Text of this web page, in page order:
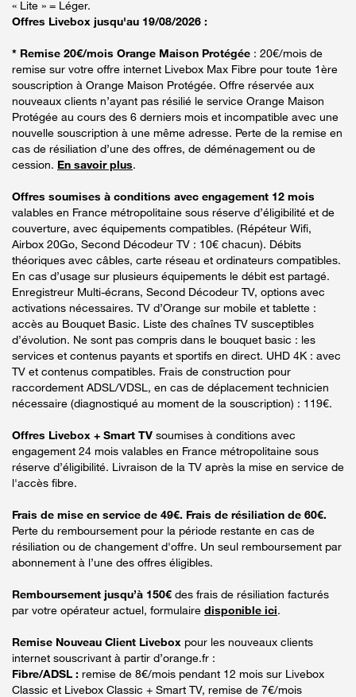
« Lite » = Léger.
Offres Livebox jusqu'au 19/08/2026 :
* Remise 20€/mois Orange Maison Protégée : 20€/mois de
remise sur votre offre internet Livebox Max Fibre pour toute 1ère
souscription à Orange Maison Protégée. Offre réservée aux
nouveaux clients n’ayant pas résilié le service Orange Maison
Protégée au cours des 6 derniers mois et incompatible avec une
nouvelle souscription à une même adresse. Perte de la remise en
cas de résiliation d’une des offres, de déménagement ou de
cession. En savoir plus.
Offres soumises à conditions avec engagement 12 mois
valables en France métropolitaine sous réserve d’éligibilité et de
couverture, avec équipements compatibles. (Répéteur Wifi,
Airbox 20Go, Second Décodeur TV : 10€ chacun). Débits
théoriques avec câbles, carte réseau et ordinateurs compatibles.
En cas d’usage sur plusieurs équipements le débit est partagé.
Enregistreur Multi-écrans, Second Décodeur TV, options avec
activations nécessaires. TV d’Orange sur mobile et tablette :
accès au Bouquet Basic. Liste des chaînes TV susceptibles
d’évolution. Ne sont pas compris dans le bouquet basic : les
services et contenus payants et sportifs en direct. UHD 4K : avec
TV et contenus compatibles. Frais de construction pour
raccordement ADSL/VDSL, en cas de déplacement technicien
nécessaire (diagnostiqué au moment de la souscription) : 119€.
Offres Livebox + Smart TV soumises à conditions avec
engagement 24 mois valables en France métropolitaine sous
réserve d’éligibilité. Livraison de la TV après la mise en service de
l'accès fibre.
Frais de mise en service de 49€. Frais de résiliation de 60€.
Perte du remboursement pour la période restante en cas de
résiliation ou de changement d'offre. Un seul remboursement par
abonnement à l’une des offres éligibles.
Remboursement jusqu’à 150€ des frais de résiliation facturés
par votre opérateur actuel, formulaire disponible ici.
Remise Nouveau Client Livebox pour les nouveaux clients
internet souscrivant à partir d’orange.fr :
Fibre/ADSL : remise de 8€/mois pendant 12 mois sur Livebox
Classic et Livebox Classic + Smart TV, remise de 7€/mois